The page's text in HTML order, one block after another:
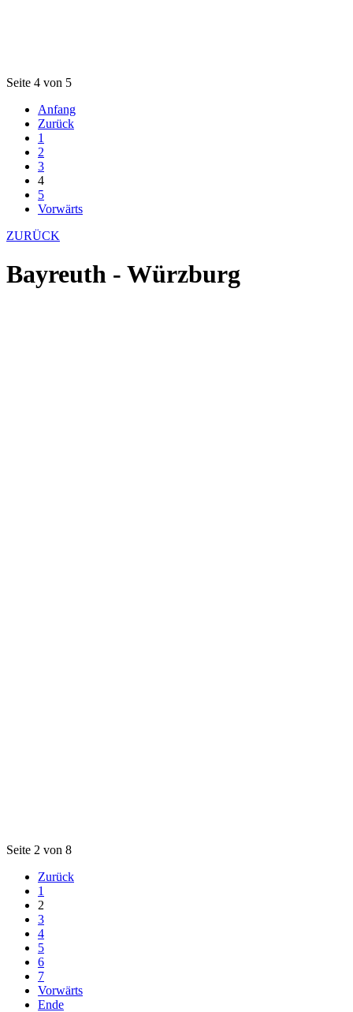
Seite 4 von 5
Anfang
Zurück
1
2
3
4
5
Vorwärts
ZURÜCK
Bayreuth - Würzburg
Seite 2 von 8
Zurück
1
2
3
4
5
6
7
Vorwärts
Ende